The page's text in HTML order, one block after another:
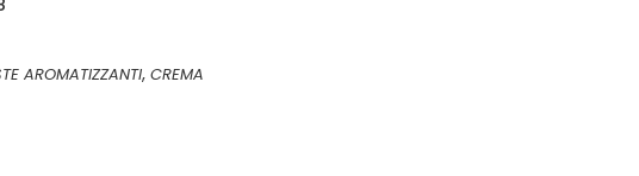
AROMATIZZANTI, CREMA